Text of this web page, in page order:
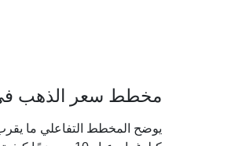
مخطط سعر الذهب في